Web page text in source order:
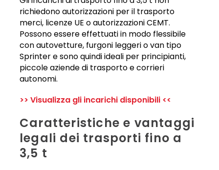
richiedono autorizzazioni per il trasporto
merci, licenze UE o autorizzazioni CEMT.
Possono essere effettuati in modo flessibile
con autovetture, furgoni leggeri o van tipo
Sprinter e sono quindi ideali per principianti,
piccole aziende di trasporto e corrieri
autonomi.
>> Visualizza gli incarichi disponibili <<
Caratteristiche e vantaggi
legali dei trasporti fino a
3,5 t